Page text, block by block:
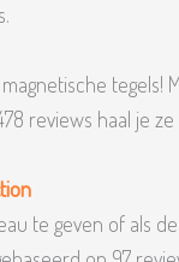
tegels!
reviews haal je ze
te geven of als